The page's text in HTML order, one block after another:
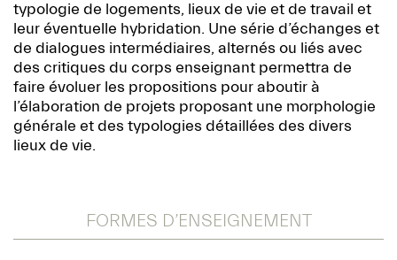
typologie de logements, lieux de vie et de travail et
leur éventuelle hybridation. Une série d’échanges et
de dialogues intermédiaires, alternés ou liés avec
des critiques du corps enseignant permettra de
faire évoluer les propositions pour aboutir à
l’élaboration de projets proposant une morphologie
générale et des typologies détaillées des divers
lieux de vie.
FORMES D’ENSEIGNEMENT